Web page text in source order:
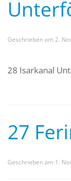
Geschrieben am 2.
28 Isarkanal
27
Geschrieben am 1.